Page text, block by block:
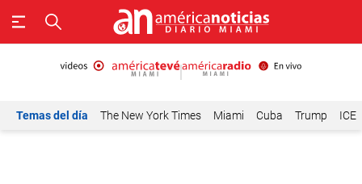
Temas del día The New York Times Miami Cuba Trump ICE